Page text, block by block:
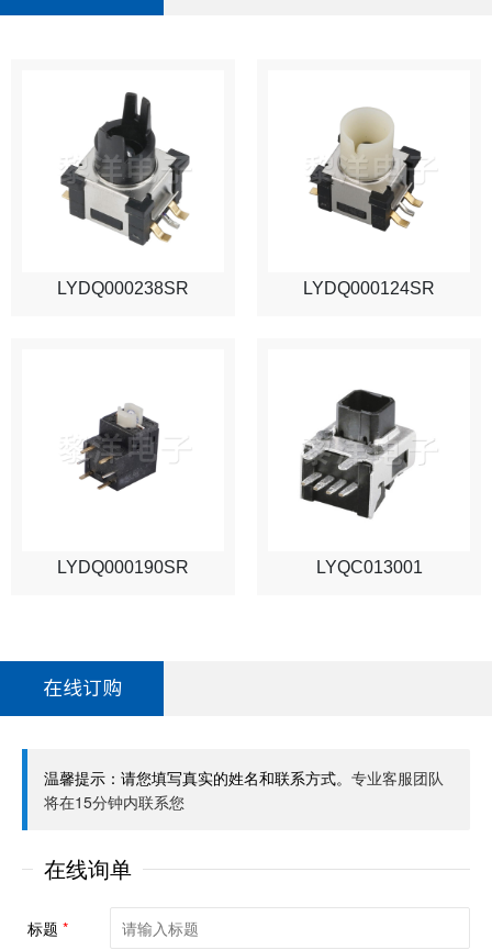
LYDQ000238SR LYDQ000124SR
LYDQ000190SR LYQC013001
在线订购